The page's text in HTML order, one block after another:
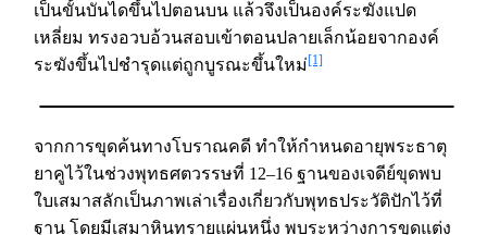
เป็นขั้นบันไดขึ้นไปตอนบน แล้วจึงเป็นองค์ระฆังแปด
เหลี่ยม ทรงอวบอ้วนสอบเข้าตอนปลายเล็กน้อยจากองค์
ระฆังขึ้นไปชํารุดแต่ถูกบูรณะขึ้นใหม่[1]
จากการขุดค้นทางโบราณคดี ทำให้กำหนดอายุพระธาตุ
ยาคูไว้ในช่วงพุทธศตวรรษที่ 12–16 ฐานของเจดีย์ขุดพบ
ใบเสมาสลักเป็นภาพเล่าเรื่องเกี่ยวกับพุทธประวัติปักไว้ที่
ฐาน โดยมีเสมาหินทรายแผ่นหนึ่ง พบระหว่างการขุดแต่ง